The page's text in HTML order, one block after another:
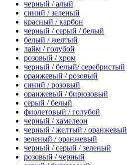
черный / алый
синий / зеленый
красный / карбон
черный / серый / белый
белый / желтый
лайм / голубой
розовый / хром
черный / белый/ серебристый
оранжевый / розовый
синий / розовый
оранжевый / бирюзовый
серый / белый
фиолетовый / голубой
черный / хамелеон
черный / желтый / оранжевый
зеленый / оранжевый
черный / серый / зеленый
розовый / черный